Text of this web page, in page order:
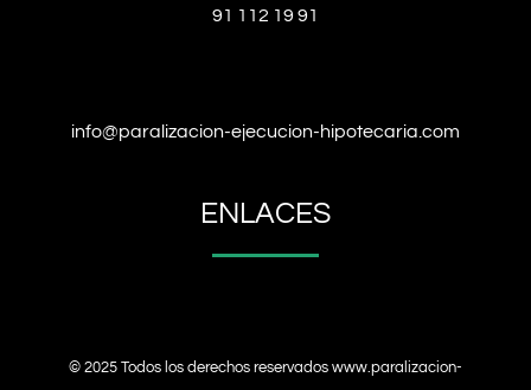
91 112 19 91
info@paralizacion-ejecucion-hipotecaria.com
ENLACES
© 2025 Todos los derechos reservados www.paralizacion-